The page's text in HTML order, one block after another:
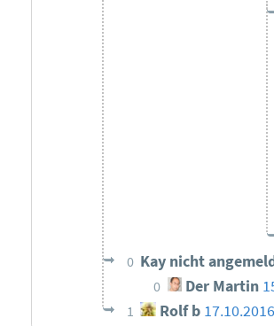
0 Kay nicht
0 Der Martin
1 Rolf b